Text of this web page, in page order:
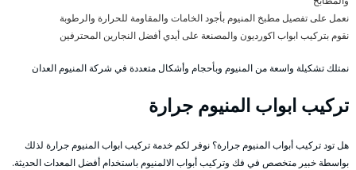
نعمل على تفصيل مطبخ المنيوم بأجود الخامات والمقاومة للحرارة والرطوبة
نقوم بتركيب ابواب اكورديون والمصنعة على أيدي أفضل النجارين المحترفين
نمتلك تشكيلة واسعة من المنيوم وبأحجام وأشكال متعددة في شركة المنيوم العدان
تركيب ابواب المنيوم جرارة
هل تود تركيب أبواب المنيوم جرارة؟ نوفر لكم خدمة تركيب ابواب المنيوم جرارة لذلك
بواسطة خبير متخصص في فك وتركيب أبواب الالمنيوم باستخدام أفضل المعدات الحديثة.